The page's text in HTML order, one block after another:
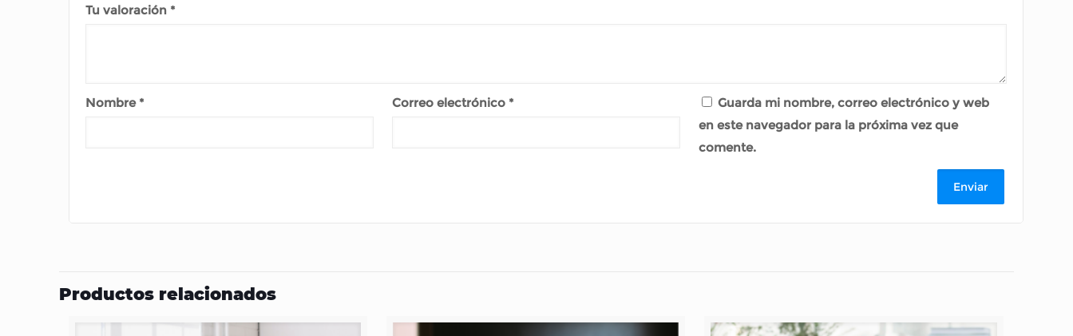
Tu valoración *
Nombre * Correo electrónico *
Guarda mi nombre, correo electrónico y web
en este navegador para la próxima vez que
comente.
Productos relacionados